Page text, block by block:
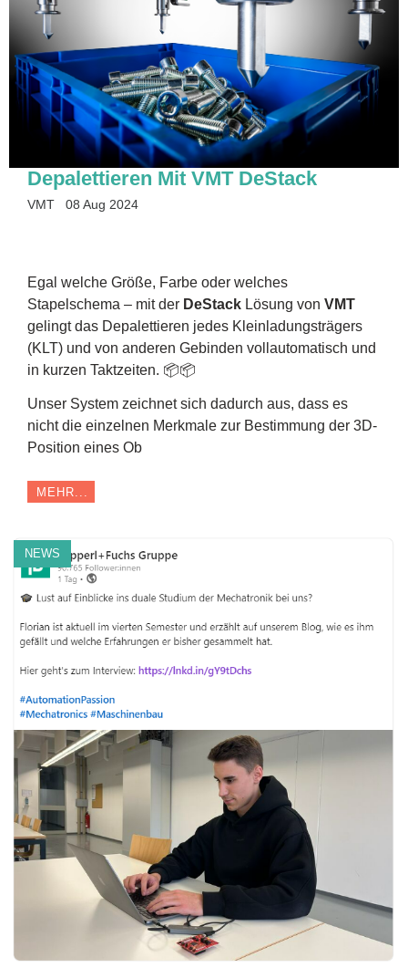
Depalettieren Mit VMT DeStack
VMT 08 Aug 2024
Egal welche Größe, Farbe oder welches
Stapelschema – mit der DeStack Lösung von VMT
gelingt das Depalettieren jedes Kleinladungsträgers
(KLT) und von anderen Gebinden vollautomatisch und
in kurzen Taktzeiten. 📦📦
Unser System zeichnet sich dadurch aus, dass es
nicht die einzelnen Merkmale zur Bestimmung der 3D-
Position eines Ob
MEHR...
NEWS